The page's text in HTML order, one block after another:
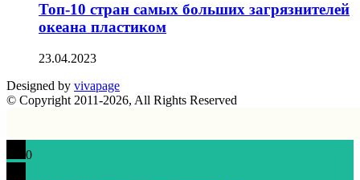
Топ-10 стран самых больших загрязнителей
океана пластиком
23.04.2023
Designed by vivapage
© Copyright 2011-2026, All Rights Reserved
0